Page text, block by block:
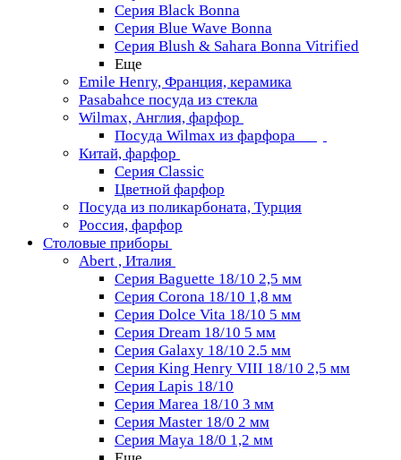
Серия Black Bonna
Серия Blue Wave Bonna
Серия Blush & Sahara Bonna Vitrified
Еще
Emile Henry, Франция, керамика
Pasabahce посуда из стекла
Wilmax, Англия, фарфор
Посуда Wilmax из фарфора
Китай, фарфор
Серия Classiс
Цветной фарфор
Посуда из поликарбоната, Турция
Россия, фарфор
Столовые приборы
Abert , Италия
Серия Baguette 18/10 2,5 мм
Серия Corona 18/10 1,8 мм
Серия Dolce Vita 18/10 5 мм
Серия Dream 18/10 5 мм
Серия Galaxy 18/10 2.5 мм
Серия King Henry VIII 18/10 2,5 мм
Серия Lapis 18/10
Серия Marea 18/10 3 мм
Серия Master 18/0 2 мм
Серия Maya 18/0 1,2 мм